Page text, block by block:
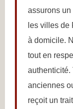
assurons un
les villes de
à domicile.
tout en
authenticité.
anciennes
reçoit un